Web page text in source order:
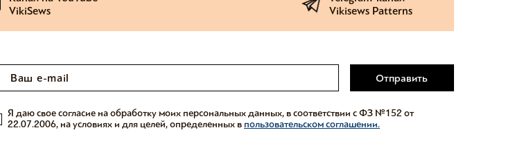
VikiSews
Vikisews Patterns
Отправить
Я даю свое согласие на обработку моих персональных данных, в соответствии с ФЗ №152 от
22.07.2006, на условиях и для целей, определенных впользовательском соглашении.